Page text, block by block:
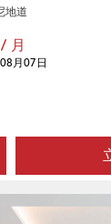
地道
月
月07日